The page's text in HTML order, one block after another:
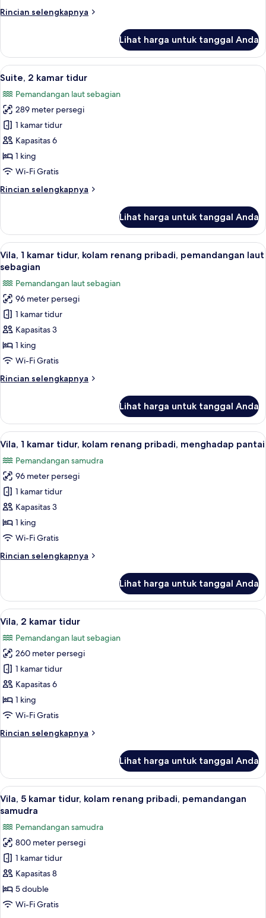
samudra
Rincian selengkapnya
Rincian
Suite,
kamar
pemandangan
samudra
Lihat harga untuk tanggal Anda
Lihat
semua
foto
untuk
Suite,
2
kamar
tidur
Suite, 2 kamar tidur | Seprai
5
Suite, 2 kamar tidur
Pemandangan laut sebagian
289 meter persegi
1 kamar tidur
Kapasitas 6
1 king
Wi-Fi Gratis
Rincian selengkapnya
Rincian
Suite,
kamar
tidur
Lihat harga untuk tanggal Anda
Lihat
semua
foto
untuk
Vila,
kamar
tidur,
kolam
pribadi,
sebagian
Vila, 1 kamar tidur, kolam renang
6
Vila, 1 kamar tidur, kolam renang pribadi, pemandangan laut
sebagian
Pemandangan laut sebagian
96 meter persegi
1 kamar tidur
Kapasitas 3
1 king
Wi-Fi Gratis
Rincian selengkapnya
Rincian
Vila,
kamar
kolam
renang
pribadi,
pemandangan
laut
sebagian
Lihat harga untuk tanggal Anda
Lihat
semua
foto
untuk
Vila,
1
kamar
tidur,
renang
pantai
Vila, 1 kamar tidur, kolam renang
7
Vila, 1 kamar tidur, kolam renang pribadi, menghadap pantai
Pemandangan samudra
96 meter persegi
1 kamar tidur
Kapasitas 3
1 king
Wi-Fi Gratis
Rincian selengkapnya
Rincian
Vila,
kamar
kolam
renang
pribadi,
menghadap
pantai
Lihat harga untuk tanggal Anda
Lihat
semua
foto
untuk
Vila,
2
kamar
tidur
Vila, 2 kamar tidur | Seprai premium,
7
Vila, 2 kamar tidur
Pemandangan laut sebagian
260 meter persegi
1 kamar tidur
Kapasitas 6
1 king
Wi-Fi Gratis
Rincian selengkapnya
Rincian
Vila,
kamar
tidur
Lihat harga untuk tanggal Anda
Lihat
semua
untuk
Vila,
5
kamar
tidur,
kolam
Vila, 5 kamar tidur, kolam renang
13
Vila, 5 kamar tidur, kolam renang pribadi, pemandangan
samudra
Pemandangan samudra
800 meter persegi
1 kamar tidur
Kapasitas 8
5 double
Wi-Fi Gratis